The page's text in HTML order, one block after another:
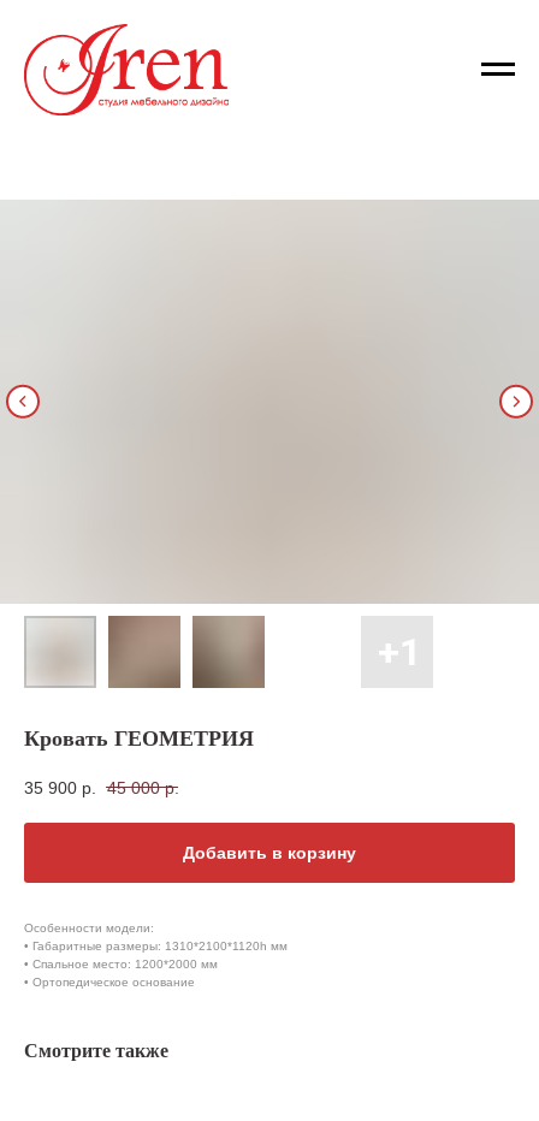
Кровать ГЕОМЕТРИЯ
35 900 р. 45 000 р.
Добавить в корзину
Особенности модели:
• Габаритные размеры: 1310*2100*1120h мм
• Спальное место: 1200*2000 мм
• Ортопедическое основание
Смотрите также